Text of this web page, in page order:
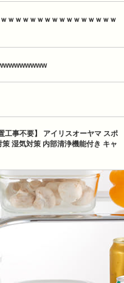
ｗｗｗｗｗｗｗｗｗｗｗｗｗｗｗ
工事不要】 アイリスオーヤマ スポ
湿気対策 内部清浄機能付き キャ